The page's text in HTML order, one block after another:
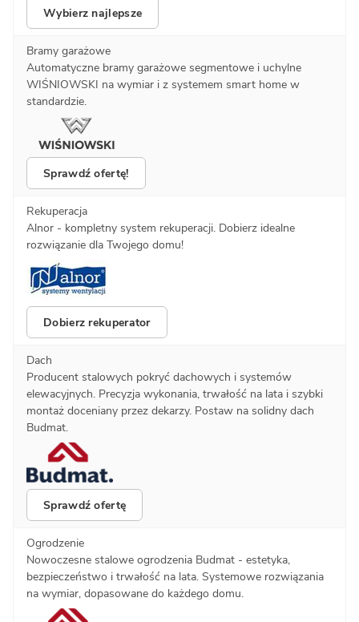
Wybierz najlepsze
Bramy garażowe
Automatyczne bramy garażowe segmentowe i uchylne
WIŚNIOWSKI na wymiar i z systemem smart home w
standardzie.
Sprawdź ofertę!
Rekuperacja
Alnor - kompletny system rekuperacji. Dobierz idealne
rozwiązanie dla Twojego domu!
Dobierz rekuperator
Dach
Producent stalowych pokryć dachowych i systemów
elewacyjnych. Precyzja wykonania, trwałość na lata i szybki
montaż doceniany przez dekarzy. Postaw na solidny dach
Budmat.
Sprawdź ofertę
Ogrodzenie
Nowoczesne stalowe ogrodzenia Budmat - estetyka,
bezpieczeństwo i trwałość na lata. Systemowe rozwiązania
na wymiar, dopasowane do każdego domu.